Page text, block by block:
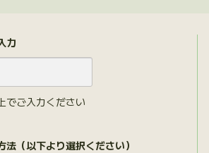
力
でご入力ください
法（以下より選択ください）